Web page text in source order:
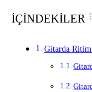
İÇİNDEKİLER
Gitarda